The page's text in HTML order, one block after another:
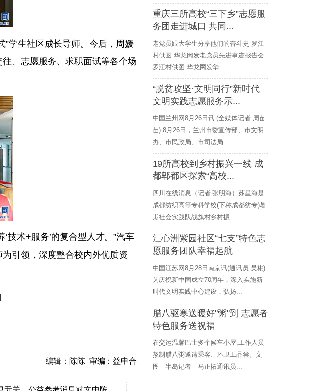
”学生社区成长导师。今后，周媛
、志愿服务、求职面试等各个场
技术+服务’的复合型人才。”汽车
引领，深度整合校内外优质资
编辑：陈陈 审编：益申合
重庆三所高校“三下乡”志愿服
务团走进城口 共同...
老党员跟大学生分享他们的奋斗史 罗江
村供图 华龙网发老党员先进事迹报告会
罗江村供图 华龙网发华...
“脱贫攻坚·文明同行”新时代
文明实践志愿服务示...
中国兰州网8月26日讯 (全媒体记者 周苗
苗) 8月26日，兰州市委宣传部、市文明
办、市民政局、市司法局...
19所高校到乡村振兴一线 成
都郫都区探索“高校...
四川在线消息（记者 张明海）苏星海是
成都纺织高等专科学校(下称成都纺专)暑
期社会实践队战旗村乡村振...
江心洲紫园社区“七支”特色志
愿服务团队幸福起航
中国江苏网8月28日南京讯(通讯员 吴彬)
为庆祝新中国成立70周年，深入实施新
时代文明实践中心建设，弘扬...
腊八驱寒送暖好"粥"到 志愿者
特色服务送祝福
在交运温馨巴士多个候车小屋,工作人员
熬制腊八粥邀请乘客、环卫工品尝。文
图 半岛记者 马正拓通讯员...